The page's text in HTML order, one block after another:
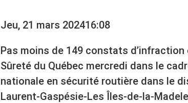
Jeu, 21 mars 202416:08
Pas moins de 149 constats
Sûreté du Québec mercredi dans le
nationale en sécurité routière dans le
Laurent-Gaspésie-Les Îles-de-la-